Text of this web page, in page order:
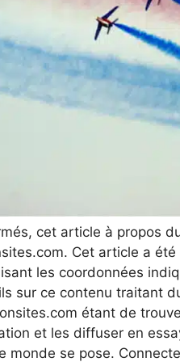
cet article à propos
Cet article a
les coordonnées
sur ce contenu traitant
étant de
et les diffuser en
monde se pose.